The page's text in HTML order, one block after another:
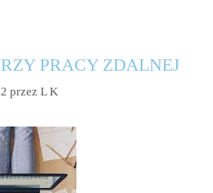
PRACY ZDALNEJ
przez L K